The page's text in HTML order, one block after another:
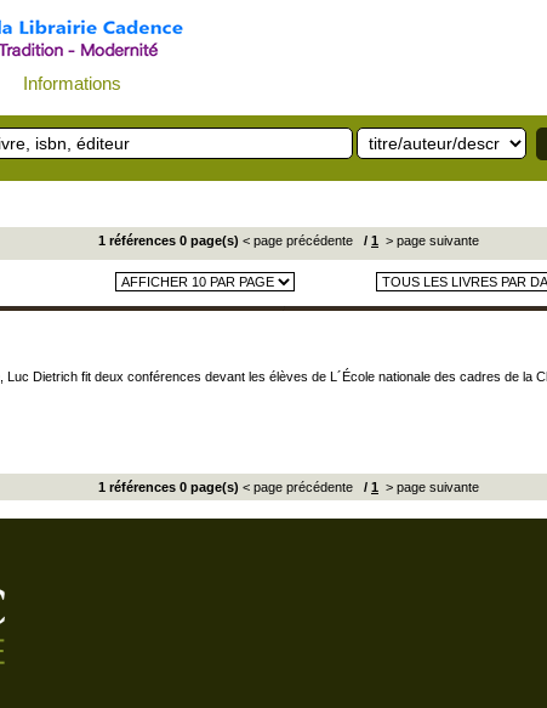
Informations
1 références 0 page(s) < page précédente / 1 > page suivante
Dietrich fit deux conférences devant les élèves de L´École nationale des cadres de la
1 références 0 page(s) < page précédente / 1 > page suivante